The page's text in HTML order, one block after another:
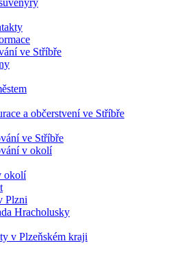
ve Stříbře
a občerstvení ve Stříbře
ve Stříbře
v okolí
okolí
Plzni
Hracholusky
v Plzeňském kraji